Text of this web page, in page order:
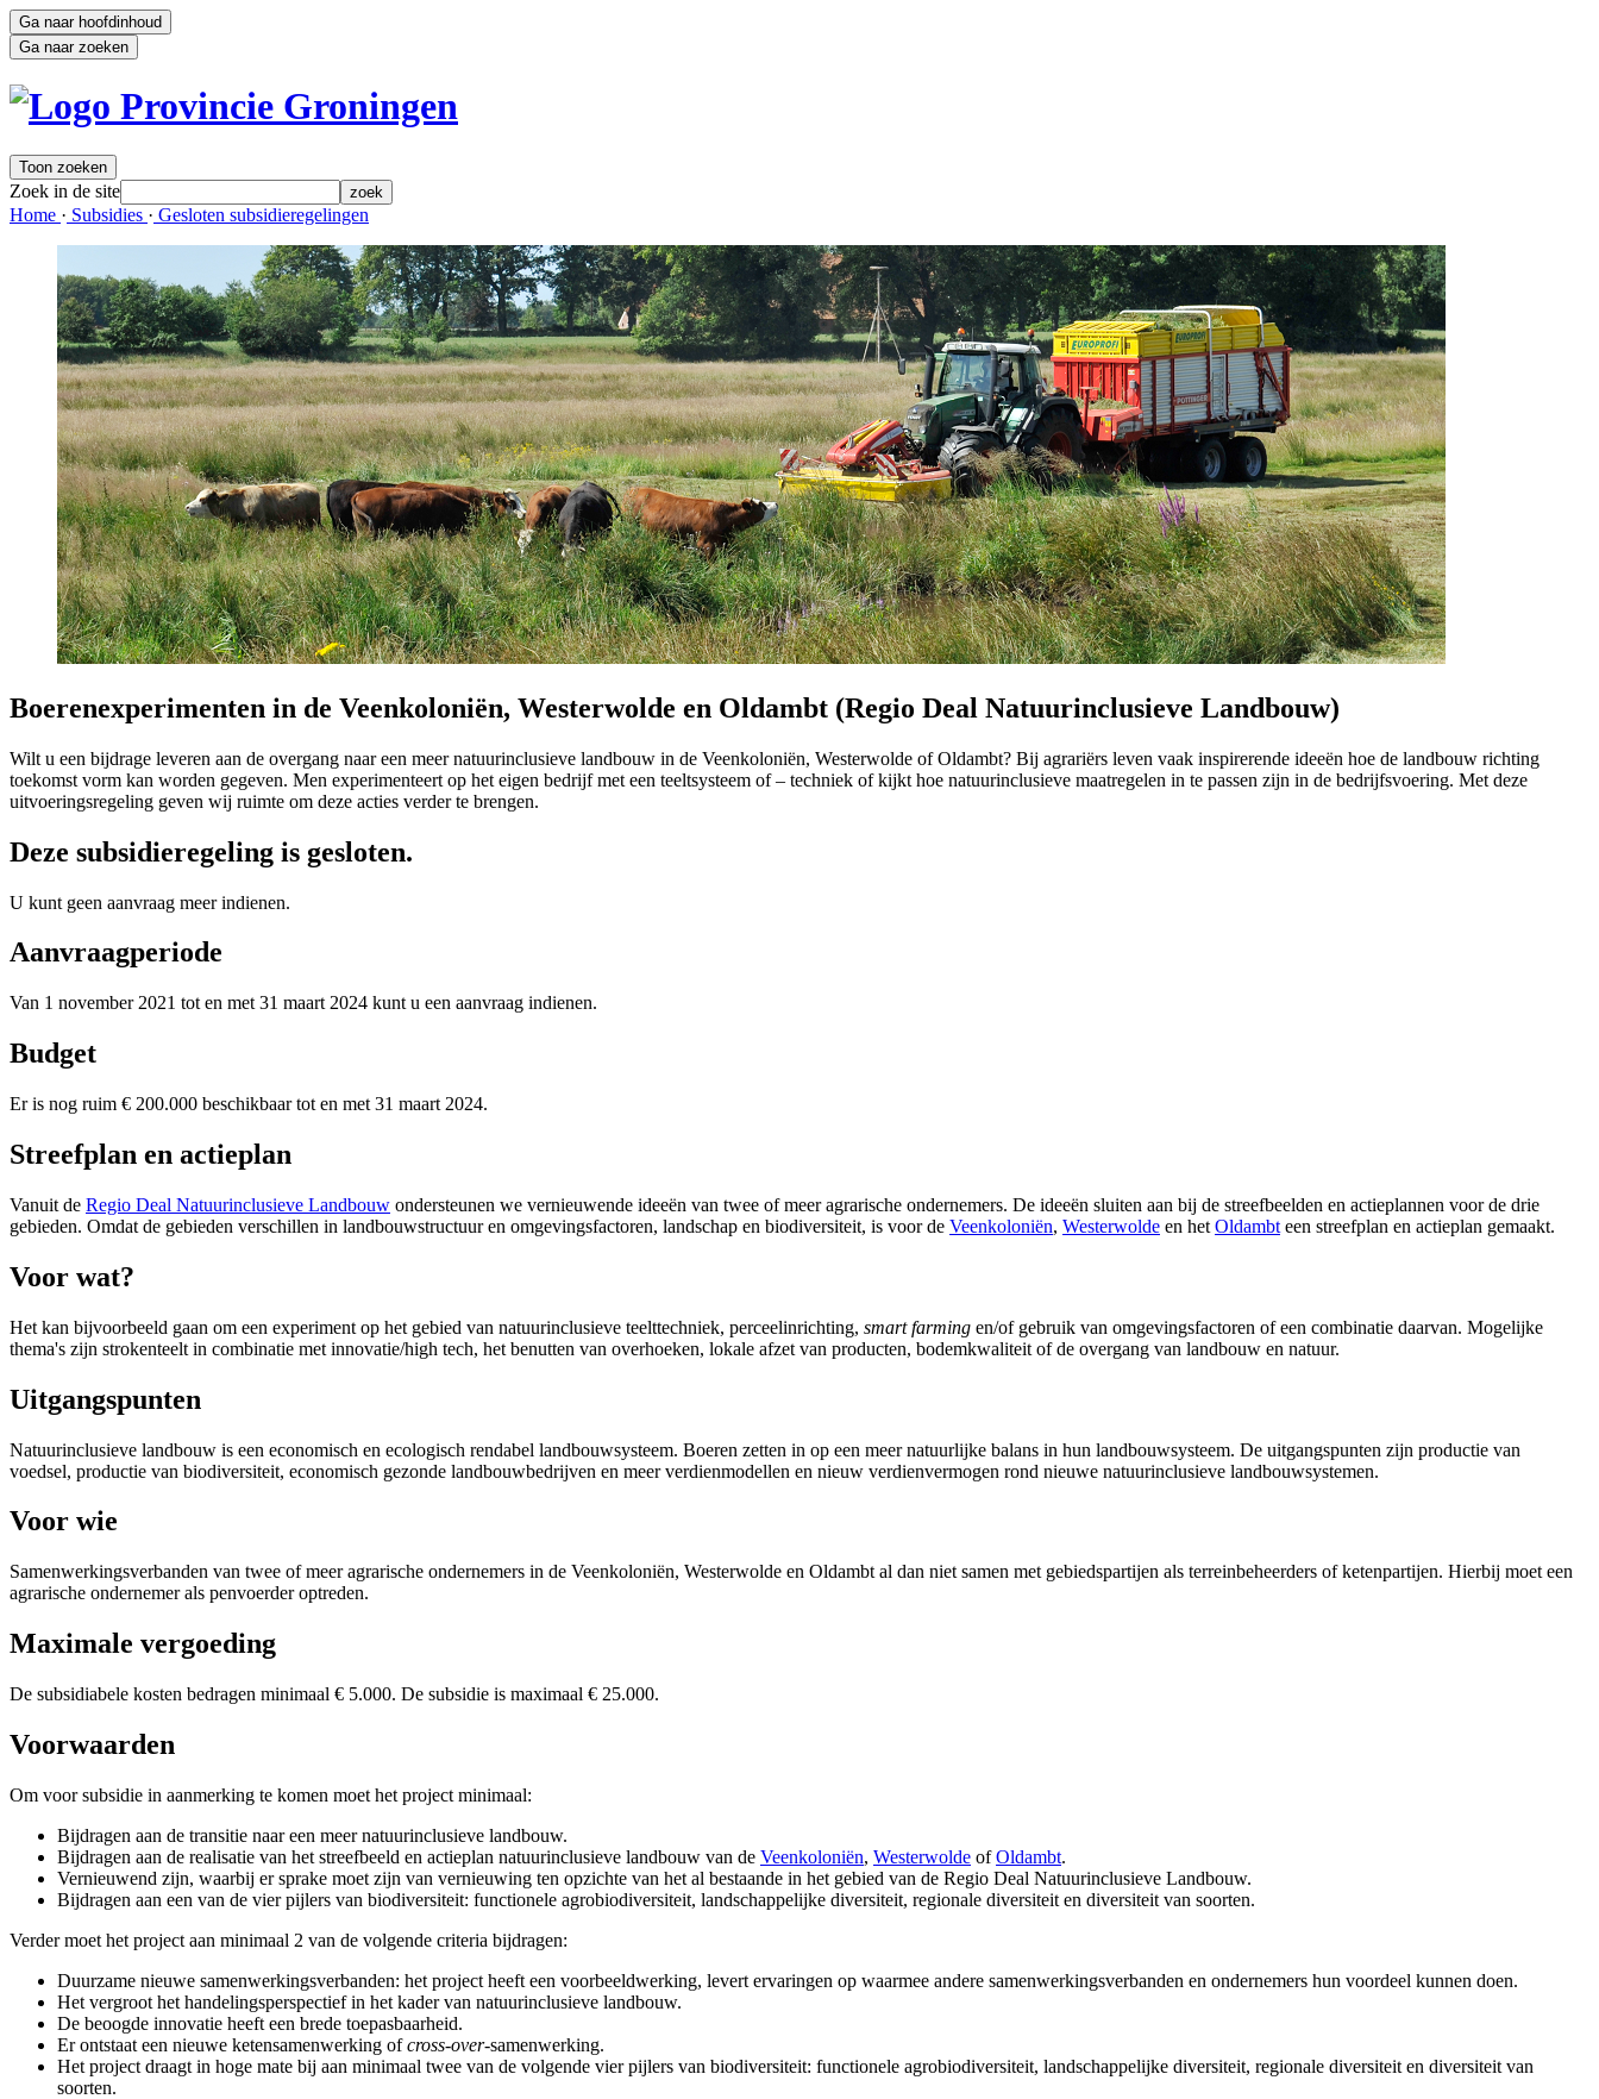
Ga naar hoofdinhoud
Ga naar zoeken
Toon zoeken
Zoek in de site zoek
Home · Subsidies · Gesloten subsidieregelingen
Boerenexperimenten in de Veenkoloniën, Westerwolde en Oldambt (Regio Deal Natuurinclusieve Landbouw)
Wilt u een bijdrage leveren aan de overgang naar een meer natuurinclusieve landbouw in de Veenkoloniën, Westerwolde of Oldambt? Bij agrariërs leven vaak inspirerende ideeën hoe de landbouw richting
toekomst vorm kan worden gegeven. Men experimenteert op het eigen bedrijf met een teeltsysteem of – techniek of kijkt hoe natuurinclusieve maatregelen in te passen zijn in de bedrijfsvoering. Met deze
uitvoeringsregeling geven wij ruimte om deze acties verder te brengen.
Deze subsidieregeling is gesloten.
U kunt geen aanvraag meer indienen.
Aanvraagperiode
Van 1 november 2021 tot en met 31 maart 2024 kunt u een aanvraag indienen.
Budget
Er is nog ruim € 200.000 beschikbaar tot en met 31 maart 2024.
Streefplan en actieplan
Vanuit de Regio Deal Natuurinclusieve Landbouw ondersteunen we vernieuwende ideeën van twee of meer agrarische ondernemers. De ideeën sluiten aan bij de streefbeelden en actieplannen voor de drie
gebieden. Omdat de gebieden verschillen in landbouwstructuur en omgevingsfactoren, landschap en biodiversiteit, is voor de Veenkoloniën, Westerwolde en het Oldambt een streefplan en actieplan gemaakt.
Voor wat?
Het kan bijvoorbeeld gaan om een experiment op het gebied van natuurinclusieve teelttechniek, perceelinrichting, smart farming en/of gebruik van omgevingsfactoren of een combinatie daarvan. Mogelijke
thema's zijn strokenteelt in combinatie met innovatie/high tech, het benutten van overhoeken, lokale afzet van producten, bodemkwaliteit of de overgang van landbouw en natuur.
Uitgangspunten
Natuurinclusieve landbouw is een economisch en ecologisch rendabel landbouwsysteem. Boeren zetten in op een meer natuurlijke balans in hun landbouwsysteem. De uitgangspunten zijn productie van
voedsel, productie van biodiversiteit, economisch gezonde landbouwbedrijven en meer verdienmodellen en nieuw verdienvermogen rond nieuwe natuurinclusieve landbouwsystemen.
Voor wie
Samenwerkingsverbanden van twee of meer agrarische ondernemers in de Veenkoloniën, Westerwolde en Oldambt al dan niet samen met gebiedspartijen als terreinbeheerders of ketenpartijen. Hierbij moet een
agrarische ondernemer als penvoerder optreden.
Maximale vergoeding
De subsidiabele kosten bedragen minimaal € 5.000. De subsidie is maximaal € 25.000.
Voorwaarden
Om voor subsidie in aanmerking te komen moet het project minimaal:
Bijdragen aan de transitie naar een meer natuurinclusieve landbouw.
Bijdragen aan de realisatie van het streefbeeld en actieplan natuurinclusieve landbouw van de Veenkoloniën, Westerwolde of Oldambt.
Vernieuwend zijn, waarbij er sprake moet zijn van vernieuwing ten opzichte van het al bestaande in het gebied van de Regio Deal Natuurinclusieve Landbouw.
Bijdragen aan een van de vier pijlers van biodiversiteit: functionele agrobiodiversiteit, landschappelijke diversiteit, regionale diversiteit en diversiteit van soorten.
Verder moet het project aan minimaal 2 van de volgende criteria bijdragen:
Duurzame nieuwe samenwerkingsverbanden: het project heeft een voorbeeldwerking, levert ervaringen op waarmee andere samenwerkingsverbanden en ondernemers hun voordeel kunnen doen.
Het vergroot het handelingsperspectief in het kader van natuurinclusieve landbouw.
De beoogde innovatie heeft een brede toepasbaarheid.
Er ontstaat een nieuwe ketensamenwerking ofcross-over-samenwerking.
Het project draagt in hoge mate bij aan minimaal twee van de volgende vier pijlers van biodiversiteit: functionele agrobiodiversiteit, landschappelijke diversiteit, regionale diversiteit en diversiteit van
soorten.